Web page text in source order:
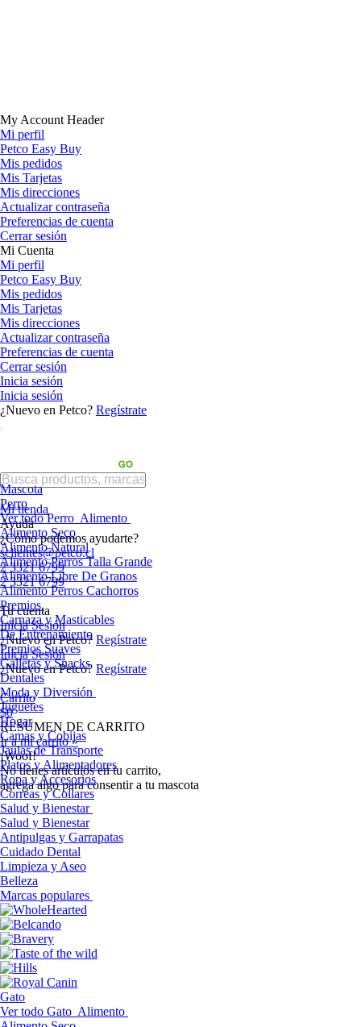
My Account Header
Mi perfil
Petco Easy Buy
Mis pedidos
Mis Tarjetas
Mis direcciones
Actualizar contraseña
Preferencias de cuenta
Cerrar sesión
Mi Cuenta
Mi perfil
Petco Easy Buy
Mis pedidos
Mis Tarjetas
Mis direcciones
Actualizar contraseña
Preferencias de cuenta
Cerrar sesión
Inicia sesión
Inicia sesión
¿Nuevo en Petco? Regístrate
Mi tienda
Ayuda
¿Cómo podemos ayudarte?
sclientes@petco.cl
2 3321 6799
2 3321 6799
Tu cuenta
Inicia Sesión
¿Nuevo en Petco? Regístrate
Inicia Sesión
¿Nuevo en Petco? Regístrate
Carrito
$0
RESUMEN DE CARRITO
Ir a mi carrito »
¡Woof!
No tíenes artículos en tu carrito,
agrega algo para consentir a tu mascota
Mascota
Perro
Ver todo Perro Alimento
Alimento Seco
Alimento Natural
Alimento Perros Talla Grande
Alimento Libre De Granos
Alimento Perros Cachorros
Premios
Carnaza y Masticables
De Entrenamiento
Premios Suaves
Galletas y Snacks
Dentales
Moda y Diversión
Juguetes
Hogar
Camas y Cobijas
Jaulas de Transporte
Platos y Alimentadores
Ropa y Accesorios
Correas y Collares
Salud y Bienestar
Salud y Bienestar
Antipulgas y Garrapatas
Cuidado Dental
Limpieza y Aseo
Belleza
Marcas populares
Gato
Ver todo Gato Alimento